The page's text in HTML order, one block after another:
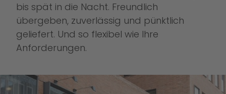
bis spät in die Nacht. Freundlich
übergeben, zuverlässig und pünktlich
geliefert. Und so flexibel wie Ihre
Anforderungen.